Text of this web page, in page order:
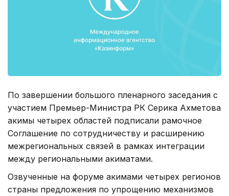
По завершении большого пленарного заседания с
участием Премьер-Министра РК Серика Ахметова
акимы четырех областей подписали рамочное
Соглашение по сотрудничеству и расширению
межрегиональных связей в рамках интеграции
между региональными акиматами.
Озвученные на форуме акимами четырех регионов
страны предложения по упрощению механизмов